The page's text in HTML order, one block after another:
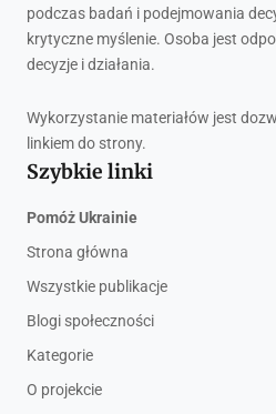
podczas badań i podejmowania
krytyczne myślenie. Osoba jest
decyzje i działania.
Wykorzystanie materiałów jest
linkiem do strony.
Szybkie linki
Pomóż Ukrainie
Strona główna
Wszystkie publikacje
Blogi społeczności
Kategorie
O projekcie